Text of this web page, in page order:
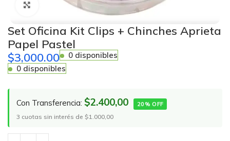
Click to enlarge
Set Oficina Kit Clips + Chinches Aprieta
Papel Pastel
$3,000.00
0 disponibles
0 disponibles
Con Transferencia: $2.400,00 20% OFF
3 cuotas sin interés de $1.000,00